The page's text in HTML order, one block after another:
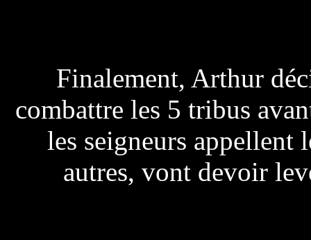
Finalement, Arthur
combattre les 5 tribus
les seigneurs appellent
autres, vont devoir